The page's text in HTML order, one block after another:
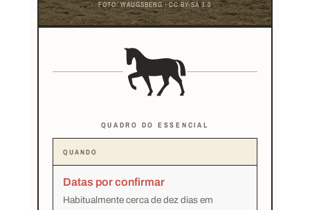
FOTO: WAUGSBERG · CC BY-SA 3.0
QUADRO DO ESSENCIAL
QUANDO
Datas por confirmar
Habitualmente cerca de dez dias em